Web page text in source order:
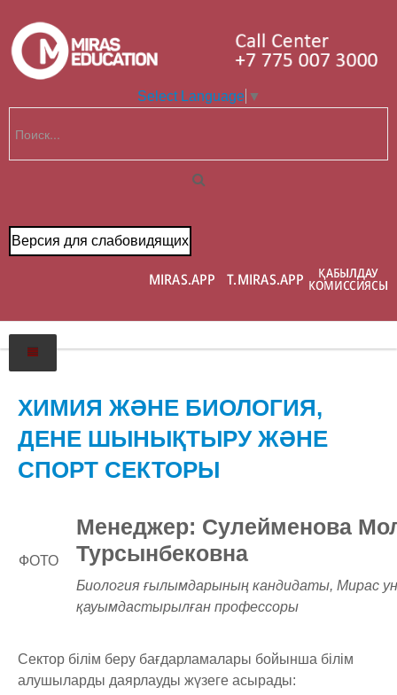
Select Language ▼
Версия для слабовидящих
ХИМИЯ ЖӘНЕ БИОЛОГИЯ,
ДЕНЕ ШЫНЫҚТЫРУ ЖӘНЕ
СПОРТ СЕКТОРЫ
ФОТО
Менеджер: Сулейменова
Турсынбековна
Биология ғылымдарының кандидаты, Мирас
қауымдастырылған профессоры
Сектор білім беру бағдарламалары бойынша білім
алушыларды даярлауды жүзеге асырады: